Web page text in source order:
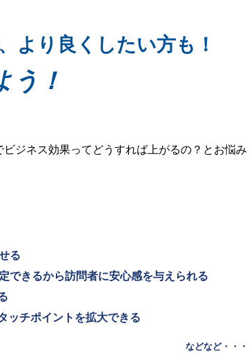
より良くしたい方も！
う！
ジネス効果ってどうすれば上がるの？とお悩み
る
できるから訪問者に安心感を与えられる
ッチポイントを拡大できる
などなど・・・